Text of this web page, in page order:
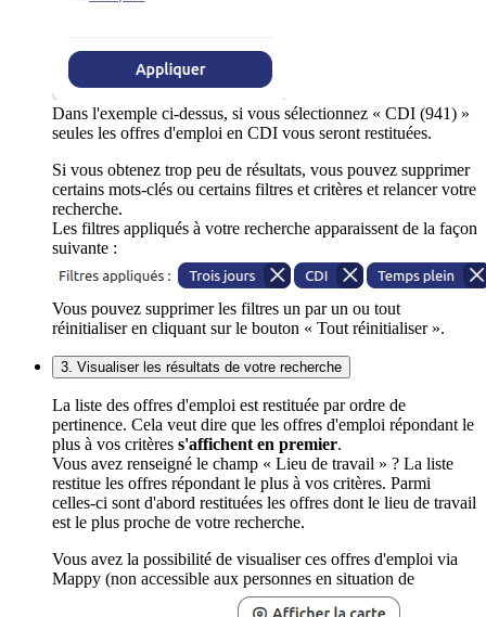
Dans l'exemple ci-dessus, si vous sélectionnez « CDI (941) »
seules les offres d'emploi en CDI vous seront restituées.
Si vous obtenez trop peu de résultats, vous pouvez supprimer
certains mots-clés ou certains filtres et critères et relancer votre
recherche.
Les filtres appliqués à votre recherche apparaissent de la façon
suivante :
Vous pouvez supprimer les filtres un par un ou tout
réinitialiser en cliquant sur le bouton « Tout réinitialiser ».
3. Visualiser les résultats de votre recherche
La liste des offres d'emploi est restituée par ordre de
pertinence. Cela veut dire que les offres d'emploi répondant le
plus à vos critères s'affichent en premier.
Vous avez renseigné le champ « Lieu de travail » ? La liste
restitue les offres répondant le plus à vos critères. Parmi
celles-ci sont d'abord restituées les offres dont le lieu de travail
est le plus proche de votre recherche.
Vous avez la possibilité de visualiser ces offres d'emploi via
Mappy (non accessible aux personnes en situation de